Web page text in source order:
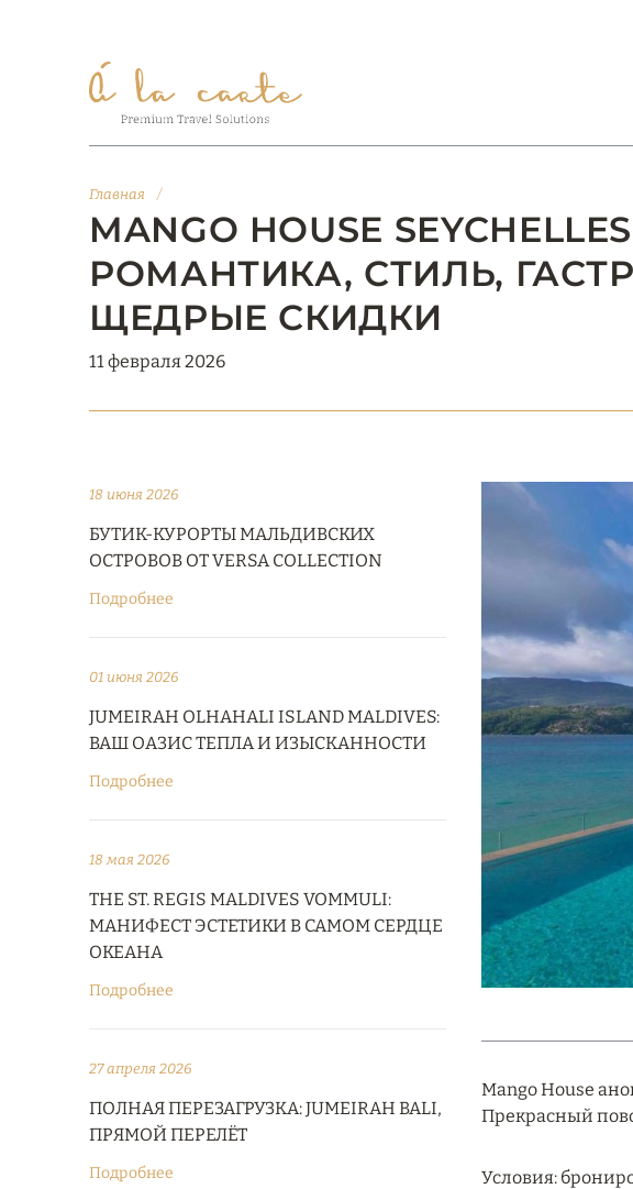
Главная /
MANGO HOUSE
РОМАНТИКА, СТИЛЬ,
ЩЕДРЫЕ СКИДКИ
11 февраля 2026
18 июня 2026
БУТИК-КУРОРТЫ МАЛЬДИВСКИХ
ОСТРОВОВ ОТ VERSA COLLECTION
Подробнее
01 июня 2026
JUMEIRAH OLHAHALI ISLAND MALDIVES:
ВАШ ОАЗИС ТЕПЛА И ИЗЫСКАННОСТИ
Подробнее
18 мая 2026
THE ST. REGIS MALDIVES VOMMULI:
МАНИФЕСТ ЭСТЕТИКИ В САМОМ СЕРДЦЕ
ОКЕАНА
Подробнее
27 апреля 2026
ПОЛНАЯ ПЕРЕЗАГРУЗКА: JUMEIRAH BALI,
ПРЯМОЙ ПЕРЕЛЁТ
Подробнее
Mango House
Прекрасный
Условия: